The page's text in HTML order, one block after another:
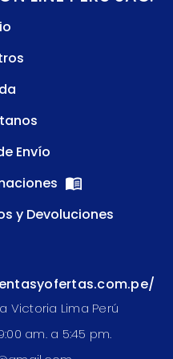
Envío
y Devoluciones
Victoria Lima Perú
am. a 5:45 pm.